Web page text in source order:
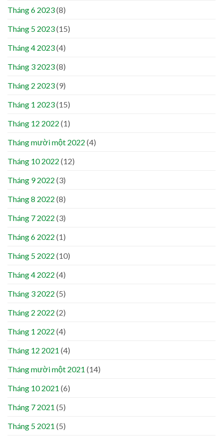
Tháng 6 2023(8)
Tháng 5 2023(15)
Tháng 4 2023(4)
Tháng 3 2023(8)
Tháng 2 2023(9)
Tháng 1 2023(15)
Tháng 12 2022 (1)
Tháng mười một 2022 (4)
Tháng 10 2022 (12)
Tháng 9 2022 (3)
Tháng 8 2022 (8)
Tháng 7 2022 (3)
Tháng 6 2022 (1)
Tháng 5 2022 (10)
Tháng 4 2022 (4)
Tháng 3 2022 (5)
Tháng 2 2022 (2)
Tháng 1 2022 (4)
Tháng 12 2021 (4)
Tháng mười một 2021 (14)
Tháng 10 2021 (6)
Tháng 7 2021 (5)
Tháng 5 2021 (5)